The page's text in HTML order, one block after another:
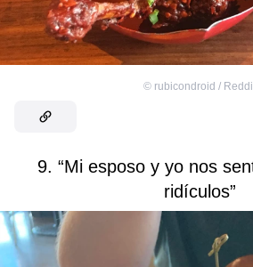
© rubicondroid /
9. “Mi esposo y yo nos
ridículos”